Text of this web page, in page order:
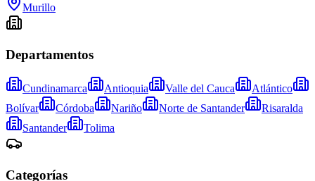
Murillo
Departamentos
Cundinamarca Antioquia Valle del Cauca
Atlántico
Bolívar
Córdoba Nariño Norte de Santander
Risaralda
Santander
Tolima
Categorías